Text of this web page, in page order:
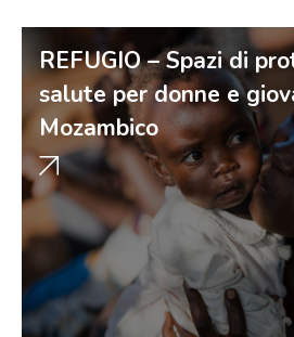
REFUGIO – Spazi di
salute per donne e
Mozambico